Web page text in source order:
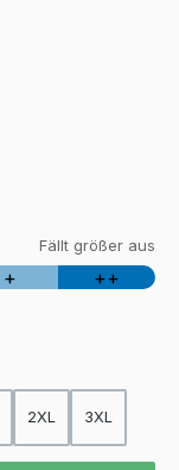
Fällt größer aus
+ ++
2XL 3XL